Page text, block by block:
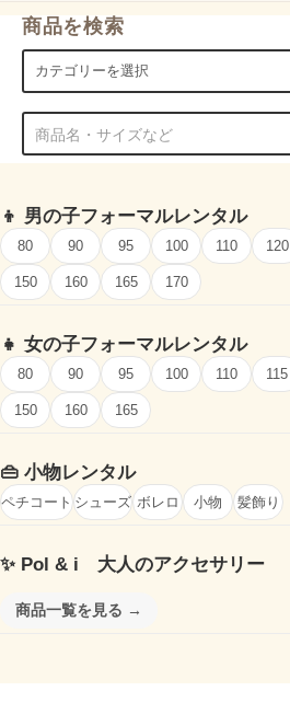
商品を検索
👦 男の子フォーマルレンタル
80 90 95 100 110 120
150 160 165 170
👧 女の子フォーマルレンタル
80 90 95 100 110 115
150 160 165
👜 小物レンタル
ペチコートシューズ ボレロ 小物 髪飾り
✨ Pol & i 大人のアクセサリー
商品一覧を見る →